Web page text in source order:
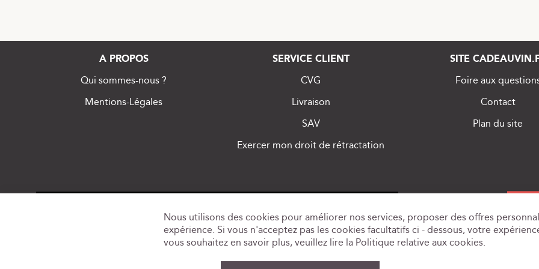
A PROPOS
Qui sommes-nous ?
Mentions-Légales
SERVICE CLIENT
CVG
Livraison
SAV
Exercer mon droit de rétractation
SITE
Foire aux
Contact
Plan du site
Nous utilisons des cookies pour améliorer nos services, proposer des offres
expérience. Si vous n'acceptez pas les cookies facultatifs ci - dessous, votre
vous souhaitez en savoir plus, veuillez lire la Politique relative aux cookies.